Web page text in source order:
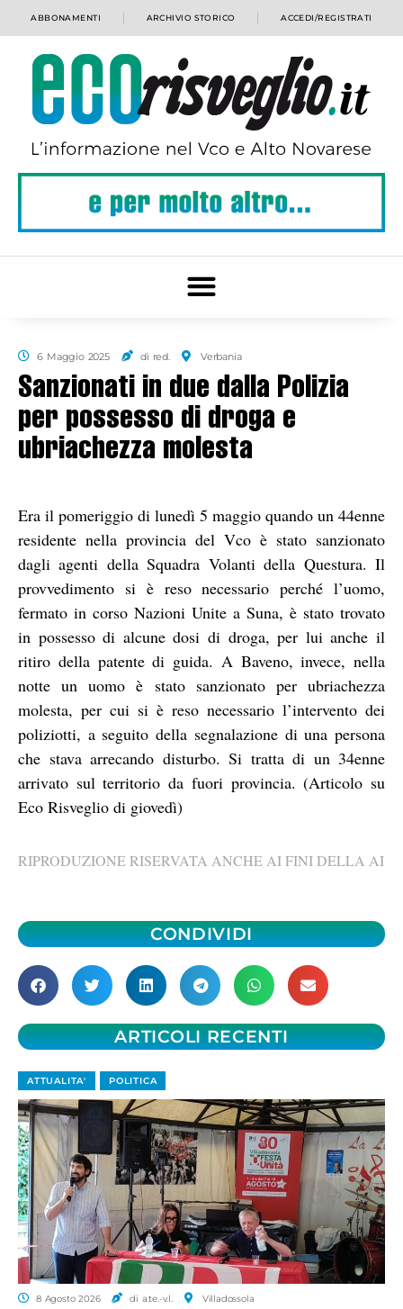
ABBONAMENTI ARCHIVIO STORICO ACCEDI/REGISTRATI
6 Maggio 2025 di red. Verbania
Sanzionati in due dalla Polizia
per possesso di droga e
ubriachezza molesta
Era il pomeriggio di lunedì 5 maggio quando un 44enne
residente nella provincia del Vco è stato sanzionato
dagli agenti della Squadra Volanti della Questura. Il
provvedimento si è reso necessario perché l’uomo,
fermato in corso Nazioni Unite a Suna, è stato trovato
in possesso di alcune dosi di droga, per lui anche il
ritiro della patente di guida. A Baveno, invece, nella
notte un uomo è stato sanzionato per ubriachezza
molesta, per cui si è reso necessario l’intervento dei
poliziotti, a seguito della segnalazione di una persona
che stava arrecando disturbo. Si tratta di un 34enne
arrivato sul territorio da fuori provincia. (Articolo su
Eco Risveglio di giovedì)
RIPRODUZIONE RISERVATA ANCHE AI FINI DELLA AI
CONDIVIDI
ARTICOLI RECENTI
ATTUALITA' POLITICA
8 Agosto 2026 di a.te.-v.l. Villadossola